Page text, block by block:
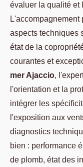
évaluer la qualité et
aspects techniques
état de la
courantes et
mer Ajaccio,
l'orientation et la
intégrer les
l'exposition aux
diagnostics
bien : performance
de plomb, état des